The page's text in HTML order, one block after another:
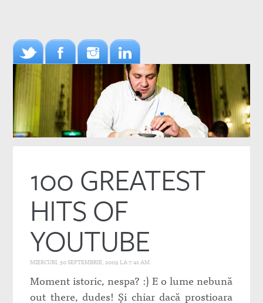
100 GREATEST
HITS OF
YOUTUBE
MIERCURI, 30 SEPTEMBRIE, 2009 LA 7:42 AM
Moment istoric, nespa? :) E o lume nebună
out there, dudes! Şi chiar dacă prostioara